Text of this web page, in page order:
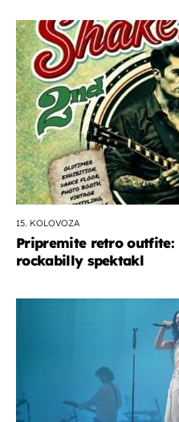
15. KOLOVOZA
Pripremite retro outfite:
rockabilly spektakl